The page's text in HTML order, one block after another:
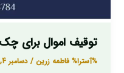
توقیف اموال برای
%آسترا% فاطمه زرین/دسامبر 4, 2023